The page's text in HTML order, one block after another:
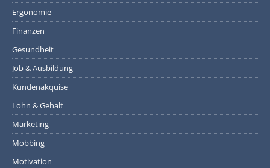
Ergonomie
Finanzen
Gesundheit
Job & Ausbildung
Kundenakquise
Lohn & Gehalt
Marketing
Mobbing
Motivation